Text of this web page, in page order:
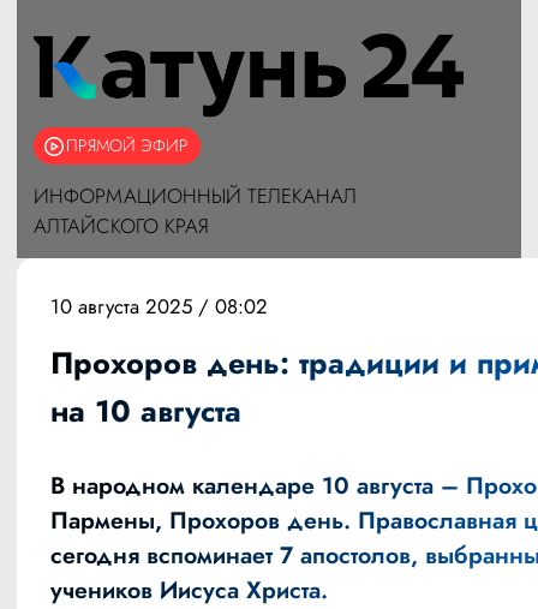
ПРЯМОЙ ЭФИР
ИНФОРМАЦИОННЫЙ ТЕЛЕКАНАЛ
АЛТАЙСКОГО КРАЯ
10 августа 2025 / 08:02
Прохоров день: традиции и
на 10 августа
В народном календаре 10 августа –
Пармены, Прохоров день. Православная
сегодня вспоминает 7 апостолов,
учеников Иисуса Христа.